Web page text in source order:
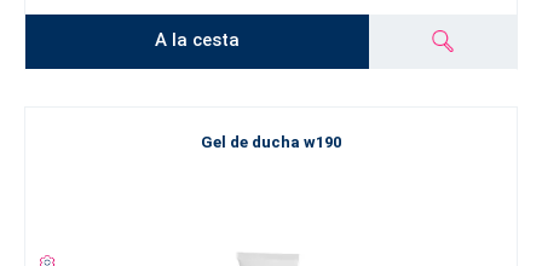
A la cesta
Gel de ducha w190